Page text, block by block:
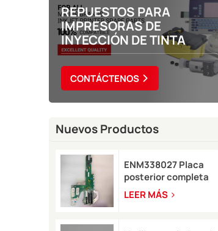
REPUESTOS PARA
IMPRESORAS DE
INYECCIÓN DE TINTA
CONTÁCTENOS
Nuevos Productos
ENM338027 Placa
posterior completa
para impresora
Markem-Imaje 2200
LEER MÁS